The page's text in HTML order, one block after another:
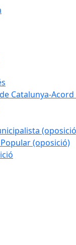
Catalunya-
(oposició)